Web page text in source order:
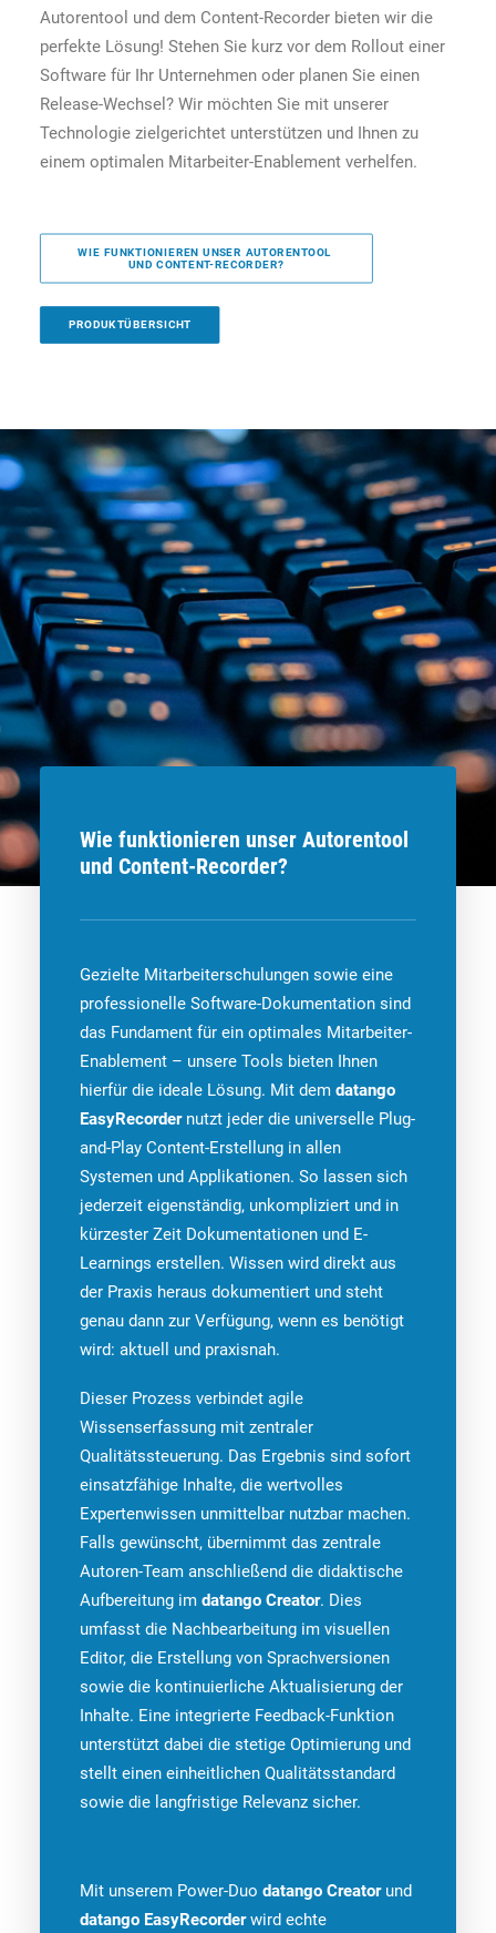
Autorentool und dem Content-Recorder bieten wir die
perfekte Lösung! Stehen Sie kurz vor dem Rollout einer
Software für Ihr Unternehmen oder planen Sie einen
Release-Wechsel? Wir möchten Sie mit unserer
Technologie zielgerichtet unterstützen und Ihnen zu
einem optimalen Mitarbeiter-Enablement verhelfen.
WIE FUNKTIONIEREN UNSER AUTORENTOOL
UND CONTENT-RECORDER?
PRODUKTÜBERSICHT
Wie funktionieren unser Autorentool
und Content-Recorder?
Gezielte Mitarbeiterschulungen sowie eine
professionelle Software-Dokumentation sind
das Fundament für ein optimales Mitarbeiter-
Enablement – unsere Tools bieten Ihnen
hierfür die ideale Lösung. Mit dem datango
EasyRecordernutzt jeder die universelle Plug-
and-Play Content-Erstellung in allen
Systemen und Applikationen. So lassen sich
jederzeit eigenständig, unkompliziert und in
kürzester Zeit Dokumentationen und E-
Learnings erstellen. Wissen wird direkt aus
der Praxis heraus dokumentiert und steht
genau dann zur Verfügung, wenn es benötigt
wird: aktuell und praxisnah.
Dieser Prozess verbindet agile
Wissenserfassung mit zentraler
Qualitätssteuerung. Das Ergebnis sind sofort
einsatzfähige Inhalte, die wertvolles
Expertenwissen unmittelbar nutzbar machen.
Falls gewünscht, übernimmt das zentrale
Autoren-Team anschließend die didaktische
Aufbereitung im datango Creator. Dies
umfasst die Nachbearbeitung im visuellen
Editor, die Erstellung von Sprachversionen
sowie die kontinuierliche Aktualisierung der
Inhalte. Eine integrierte Feedback-Funktion
unterstützt dabei die stetige Optimierung und
stellt einen einheitlichen Qualitätsstandard
sowie die langfristige Relevanz sicher.
Mit unserem Power-Duo datango Creatorund
datango EasyRecorderwird echte